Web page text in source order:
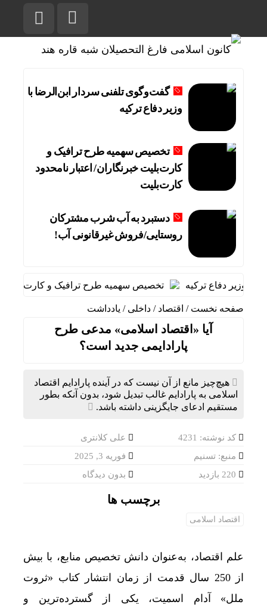
گفت‌وگوی تلفنی سردار ابن‌الرضا با
وزیر دفاع ترکیه
تخصیص سهمیه طرح ترافیک و
کارت‌بلیت خبرنگاران/ اعتبار نامحدود
کارت‌بلیت
دستبرد به آب شرب مشترکان
روستایی/فروش غیرقانونی آب!
دفاع ترکیه تخصیص سهمیه طرح ترافیک و کارت‌بلیت
صفحه نخست / اقتصاد / داخلی / یادداشت
آیا «اقتصاد اسلامی» مدعی طرح
پارادایمی جدید است؟
هیچ‌چیز مانع از آن نیست که در آینده پارادایم اقتصاد
اسلامی به پارادایم غالب تبدیل شود، بدون آنکه بطور
مستقیم ادعای جایگزینی داشته باشد.
کد نوشته: 4231
علی کلانتری
منبع: تسنیم
فوریه 3, 2025
بدون دیدگاه
برچسب ها
اقتصاد اسلامی
علم اقتصاد، به‌عنوان دانش تخصیص منابع، با بیش
از 250 سال قدمت از زمان انتشار کتاب «ثروت
ملل» آدام اسمیت، یکی از گسترده‌ترین و